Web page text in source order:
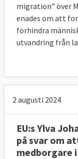
migration” över
enades om att
förhindra
utvandring från
2 augusti 2024
EU:s Ylva
på svar om
medborgare